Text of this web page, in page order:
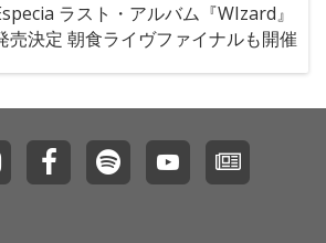
ラスト・アルバム『WIzard』
売決定 朝食ライヴファイナルも開催